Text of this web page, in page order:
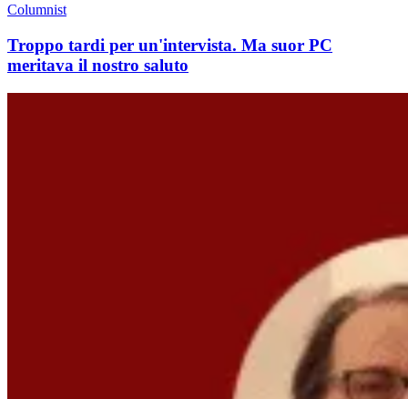
Columnist
Troppo tardi per un'intervista. Ma suor PC
meritava il nostro saluto